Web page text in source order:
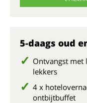
5-daags oud
Ontvangst
lekkers
4 x
ontbijtbuffet